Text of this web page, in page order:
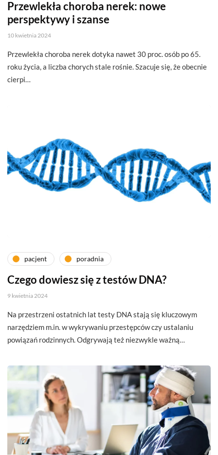
Przewlekła choroba nerek: nowe
perspektywy i szanse
10 kwietnia 2024
Przewlekła choroba nerek dotyka nawet 30 proc. osób po 65.
roku życia, a liczba chorych stale rośnie. Szacuje się, że obecnie
cierpi…
pacjent poradnia
Czego dowiesz się z testów DNA?
9 kwietnia 2024
Na przestrzeni ostatnich lat testy DNA stają się kluczowym
narzędziem m.in. w wykrywaniu przestępców czy ustalaniu
powiązań rodzinnych. Odgrywają też niezwykle ważną…